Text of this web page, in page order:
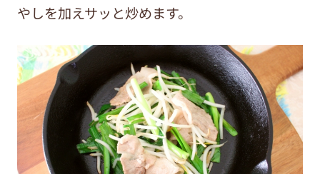
やしを加えサッと炒めます。